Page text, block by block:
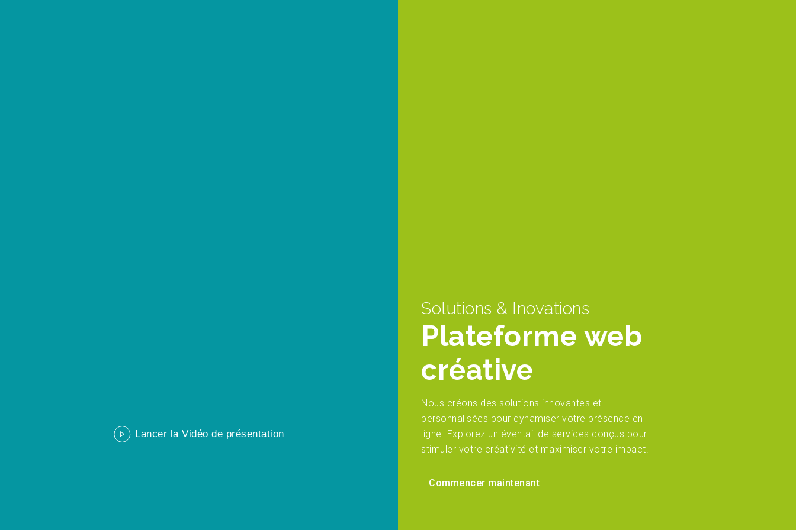
Lancer la Vidéo de présentation
Solutions & Inovations
Plateforme web
créative
Nous créons des solutions innovantes et
personnalisées pour dynamiser votre présence en
ligne. Explorez un éventail de services conçus pour
stimuler votre créativité et maximiser votre impact.
Commencer maintenant